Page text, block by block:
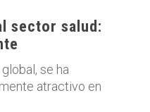
sector salud:
se ha
atractivo en